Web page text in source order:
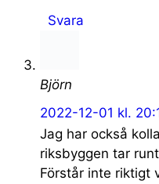
Svara
Björn
2022-12-01 kl.
Jag har också
riksbyggen tar
Förstår inte riktigt